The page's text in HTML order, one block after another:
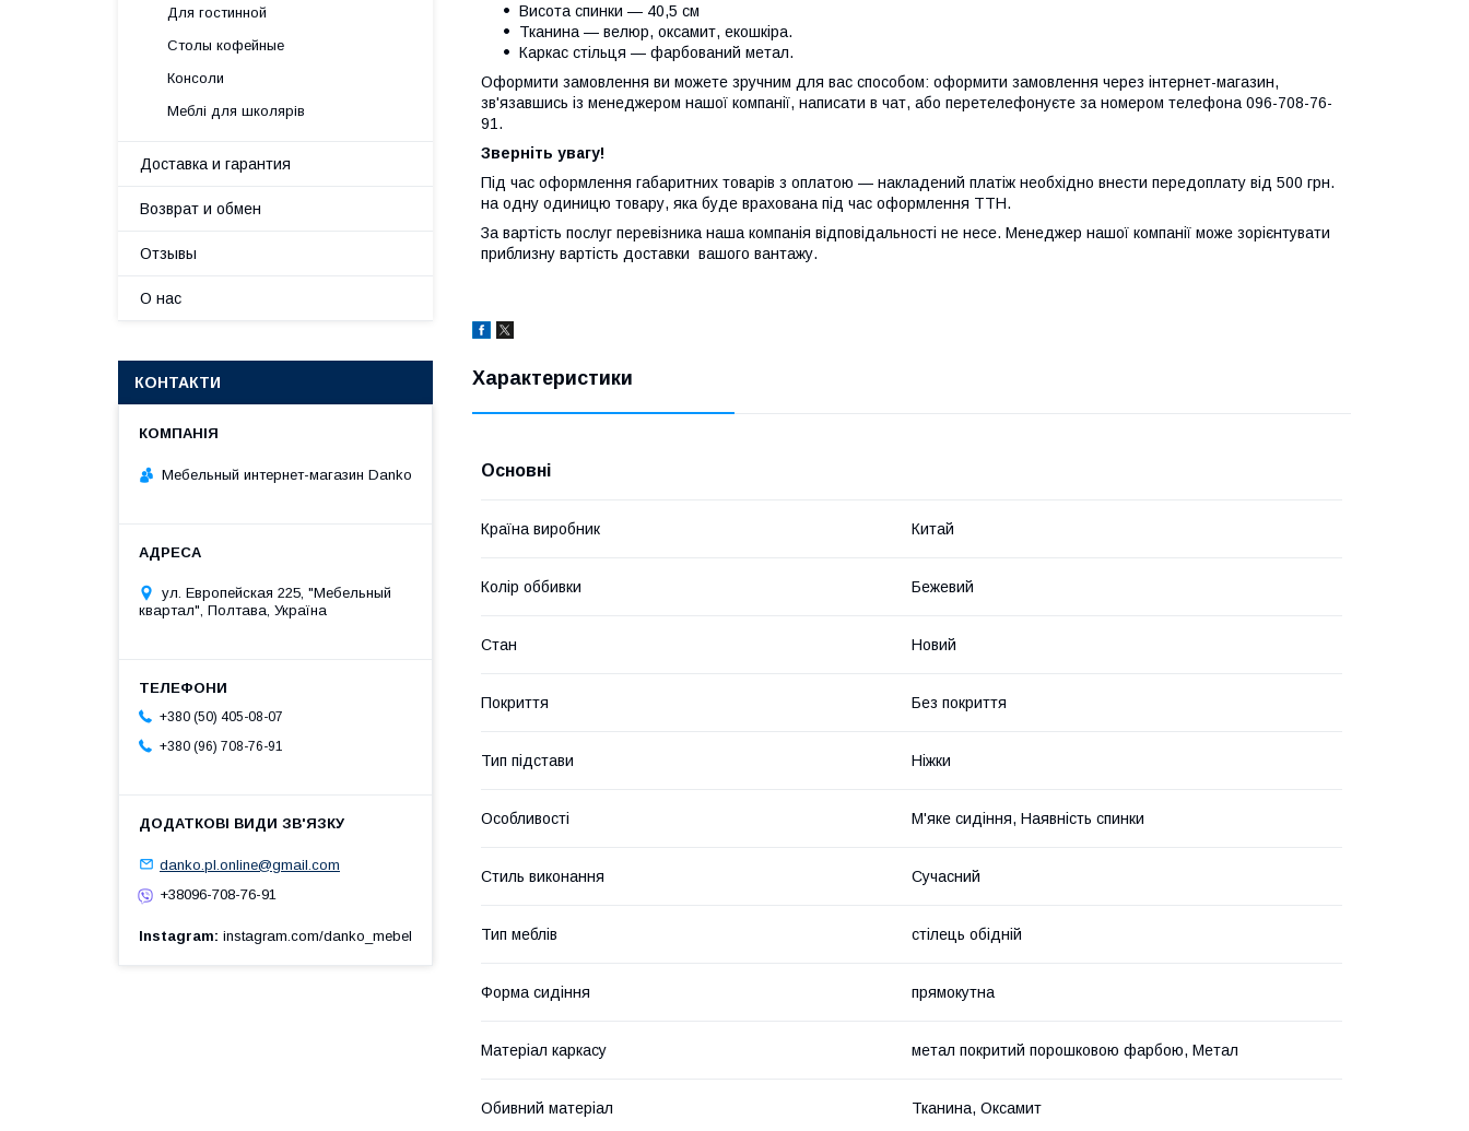
Висота спинки — 40,5 см
Тканина — велюр, оксамит, екошкіра.
Каркас стільця — фарбований метал.
Оформити замовлення ви можете зручним для вас способом: оформити замовлення через інтернет-магазин,
зв'язавшись із менеджером нашої компанії, написати в чат, або перетелефонуєте за номером телефона 096-708-76-
91.
Зверніть увагу!
Під час оформлення габаритних товарів з оплатою — накладений платіж необхідно внести передоплату від 500 грн.
на одну одиницю товару, яка буде врахована під час оформлення ТТН.
За вартість послуг перевізника наша компанія відповідальності не несе. Менеджер нашої компанії може зорієнтувати
приблизну вартість доставки вашого вантажу.
Характеристики
Основні
Країна виробник Китай
Колір оббивки Бежевий
Стан Новий
Покриття Без покриття
Тип підстави Ніжки
Особливості М'яке сидіння, Наявність спинки
Стиль виконання Сучасний
Тип меблів стілець обідній
Форма сидіння прямокутна
Матеріал каркасу метал покритий порошковою фарбою, Метал
Обивний матеріал Тканина, Оксамит
Для гостинной
Столы кофейные
Консоли
Меблі для школярів
Доставка и гарантия
Возврат и обмен
Отзывы
О нас
КОНТАКТИ
Мебельный интернет-магазин Danko
ул. Европейская 225, "Мебельный
квартал", Полтава, Україна
+380 (50) 405-08-07
+380 (96) 708-76-91
danko.pl.online@gmail.com
+38096-708-76-91
Instagram instagram.com/danko_mebel